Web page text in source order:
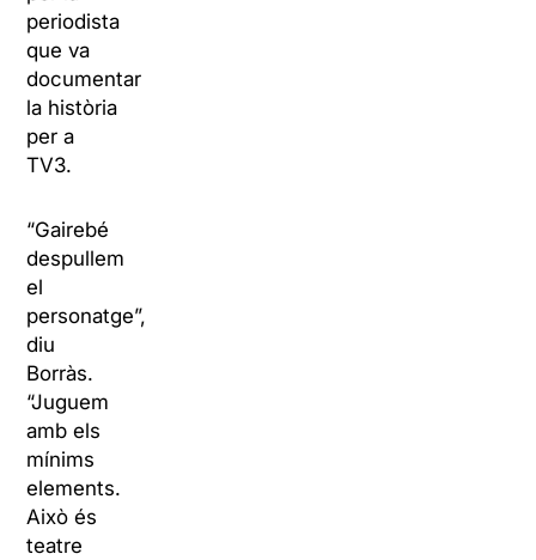
periodista
que va
documentar
la història
per a
TV3.
“Gairebé
despullem
el
personatge”,
diu
Borràs.
“Juguem
amb els
mínims
elements.
Això és
teatre